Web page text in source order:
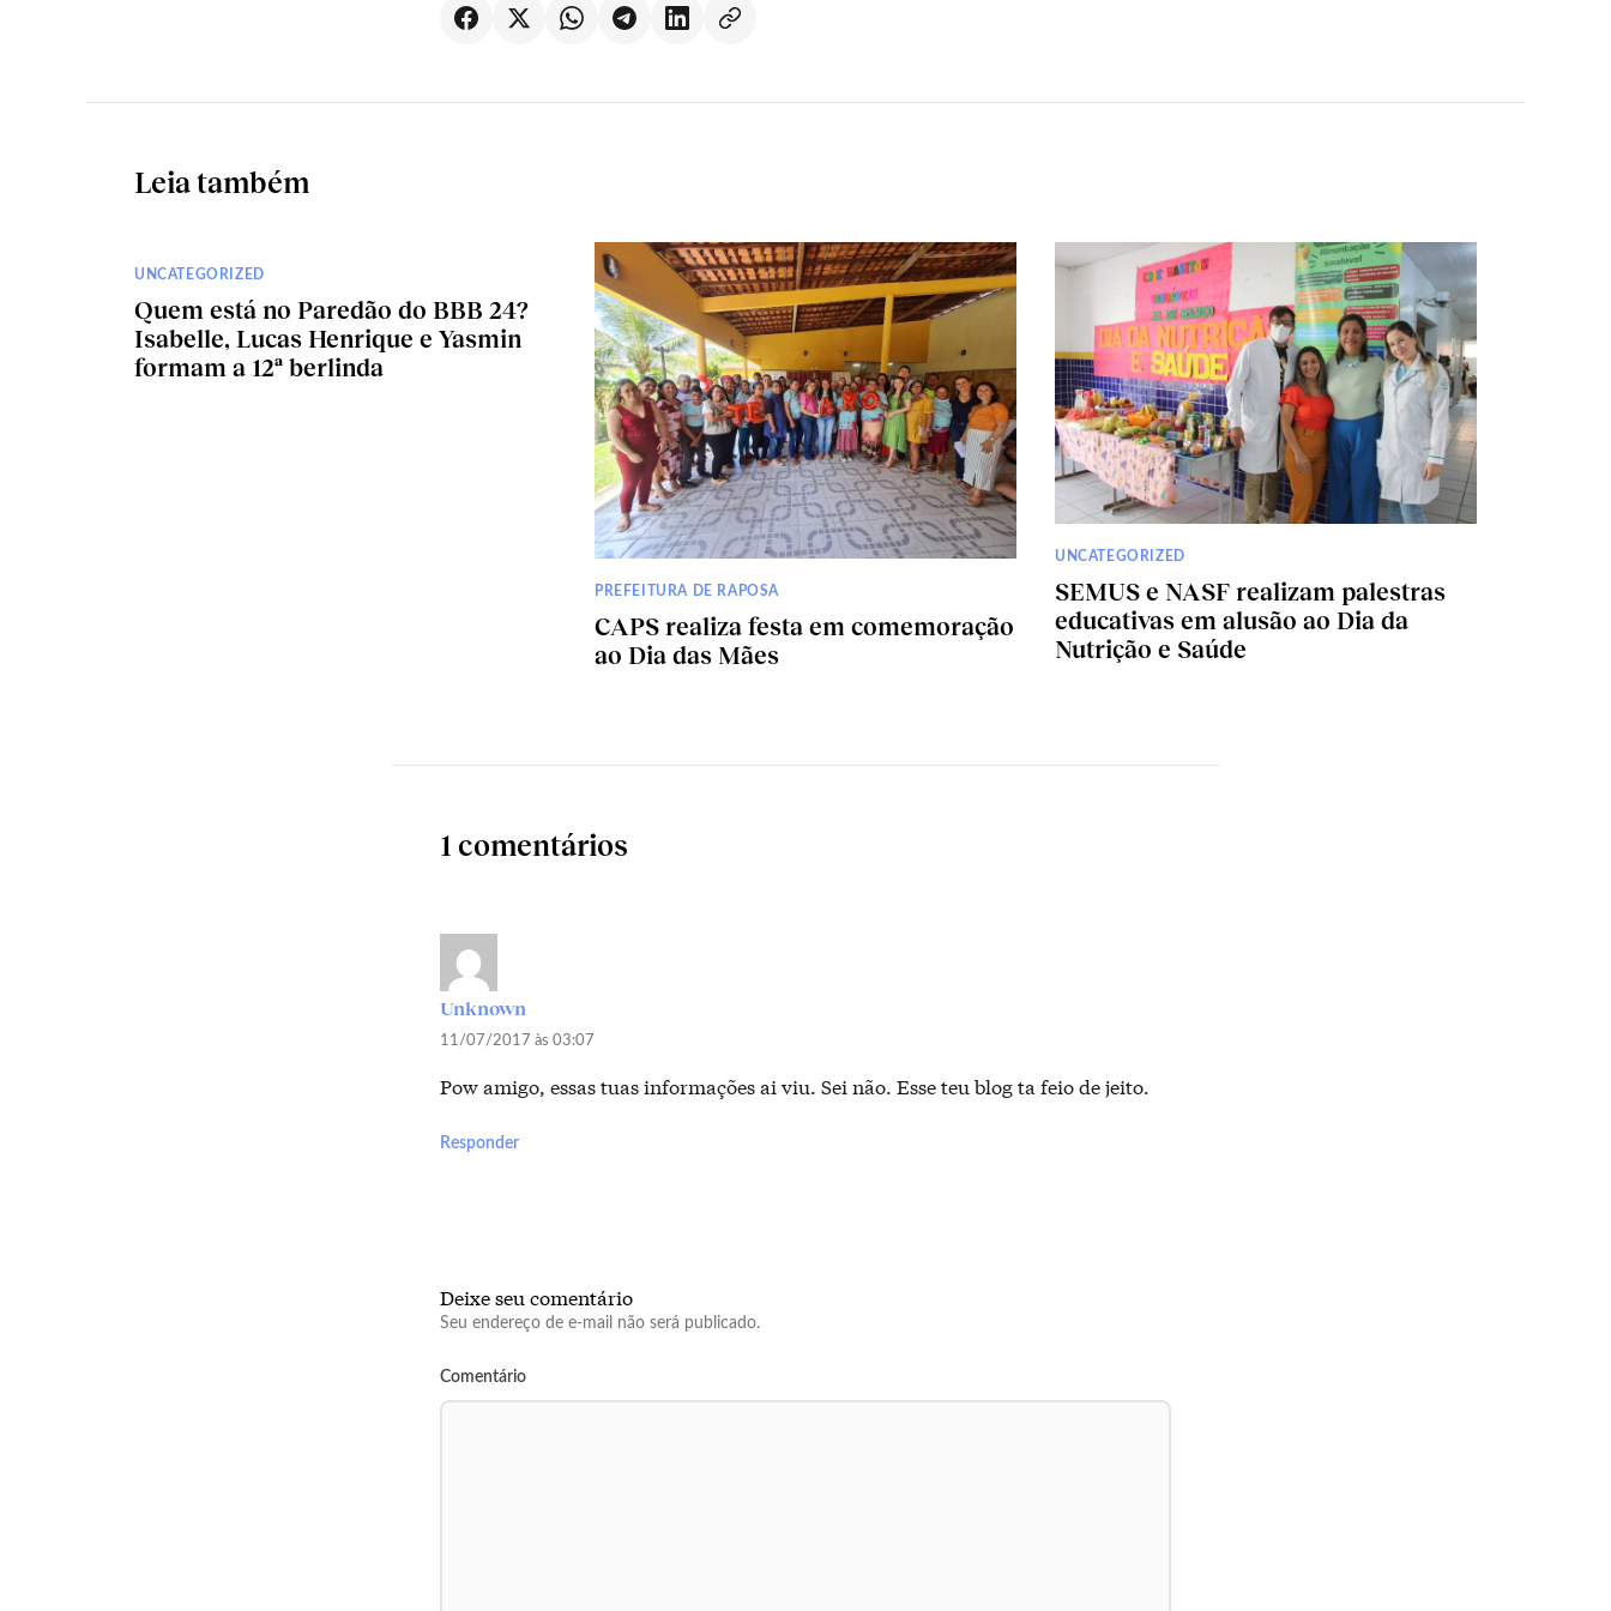
Leia também
UNCATEGORIZED
Quem está no Paredão do BBB 24?
Isabelle, Lucas Henrique e Yasmin
formam a 12ª berlinda
PREFEITURA DE RAPOSA
CAPS realiza festa em comemoração
ao Dia das Mães
UNCATEGORIZED
SEMUS e NASF realizam palestras
educativas em alusão ao Dia da
Nutrição e Saúde
1 comentários
Unknown
11/07/2017 às 03:07
Pow amigo, essas tuas informações ai viu. Sei não. Esse teu blog ta feio de jeito.
Responder
Deixe seu comentário
Seu endereço de e-mail não será publicado.
Comentário